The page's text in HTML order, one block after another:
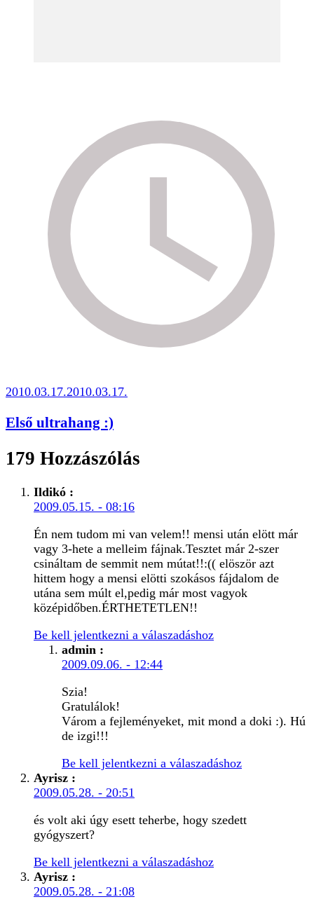
2010.03.17.2010.03.17.
Első ultrahang :)
179 Hozzászólás
Ildikó :
2009.05.15. - 08:16
Én nem tudom mi van velem!! mensi után elött már
vagy 3-hete a melleim fájnak.Tesztet már 2-szer
csináltam de semmit nem mútat!!:(( elöször azt
hittem hogy a mensi elötti szokásos fájdalom de
utána sem múlt el,pedig már most vagyok
középidőben.ÉRTHETETLEN!!
Be kell jelentkezni a válaszadáshoz
admin :
2009.09.06. - 12:44
Szia!
Gratulálok!
Várom a fejleményeket, mit mond a doki :). Hú
de izgi!!!
Be kell jelentkezni a válaszadáshoz
Ayrisz :
2009.05.28. - 20:51
és volt aki úgy esett teherbe, hogy szedett
gyógyszert?
Be kell jelentkezni a válaszadáshoz
Ayrisz :
2009.05.28. - 21:08